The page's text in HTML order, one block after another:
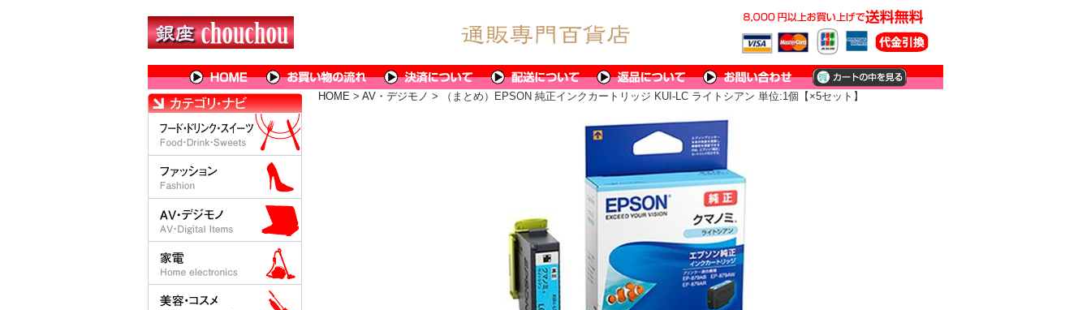
HOME > AV・デジモノ > （まとめ）EPSON 純正インクカートリッジ KUI-LC ライトシアン 単位:1個【×5セット】